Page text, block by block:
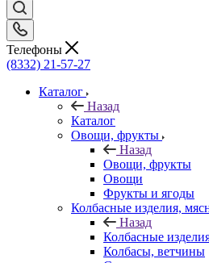
Телефоны
(8332) 21-57-27
Каталог
Назад
Каталог
Овощи, фрукты
Назад
Овощи, фрукты
Овощи
Фрукты и ягоды
Колбасные изделия,
Назад
Колбасные
Колбасы, ветчины